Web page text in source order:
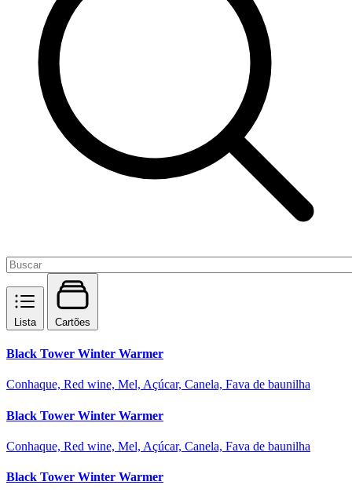
Lista Cartões
Black Tower Winter Warmer
Conhaque, Red wine, Mel, Açúcar, Canela, Fava de baunilha
Black Tower Winter Warmer
Conhaque, Red wine, Mel, Açúcar, Canela, Fava de baunilha
Black Tower Winter Warmer